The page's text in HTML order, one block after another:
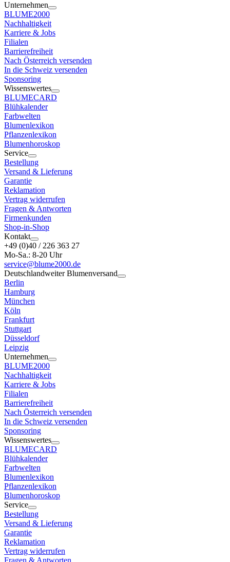
Unternehmen
BLUME2000
Nachhaltigkeit
Karriere & Jobs
Filialen
Barrierefreiheit
Nach Österreich versenden
In die Schweiz versenden
Sponsoring
Wissenswertes
BLUMECARD
Blühkalender
Farbwelten
Blumenlexikon
Pflanzenlexikon
Blumenhoroskop
Service
Bestellung
Versand & Lieferung
Garantie
Reklamation
Vertrag widerrufen
Fragen & Antworten
Firmenkunden
Shop-in-Shop
Kontakt
+49 (0)40 / 226 363 27
Mo-Sa.: 8-20 Uhr
service@blume2000.de
Deutschlandweiter Blumenversand
Berlin
Hamburg
München
Köln
Frankfurt
Stuttgart
Düsseldorf
Leipzig
Unternehmen
BLUME2000
Nachhaltigkeit
Karriere & Jobs
Filialen
Barrierefreiheit
Nach Österreich versenden
In die Schweiz versenden
Sponsoring
Wissenswertes
BLUMECARD
Blühkalender
Farbwelten
Blumenlexikon
Pflanzenlexikon
Blumenhoroskop
Service
Bestellung
Versand & Lieferung
Garantie
Reklamation
Vertrag widerrufen